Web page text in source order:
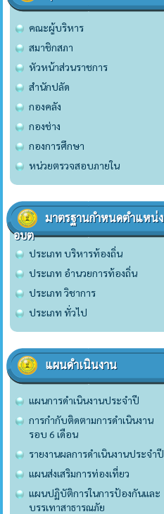
คณะผู้บริหาร
สมาชิกสภา
หัวหน้าส่วนราชการ
สำนักปลัด
กองคลัง
กองช่าง
กองการศึกษา
หน่วยตรวจสอบภายใน
มาตรฐานกำหนดตำแหน่ง
อบต
ประเภท บริหารท้องถิ่น
ประเภท อำนวยการท้องถิ่น
ประเภท วิชาการ
ประเภท ทั่วไป
แผนดำเนินงาน
แผนการดำเนินงานประจำปี
การกำกับติดตามการดำเนินงาน
รอบ 6 เดือน
รายงานผลการดำเนินงานประจำปี
แผนส่งเสริมการท่องเที่ยว
แผนปฏิบัติการในการป้องกันและ
บรรเทาสาธารณภัย